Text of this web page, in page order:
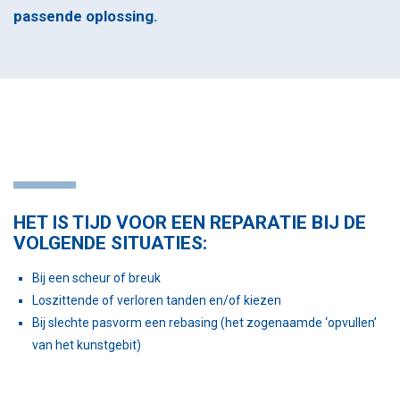
passende oplossing.
HET IS TIJD VOOR EEN REPARATIE BIJ DE
VOLGENDE SITUATIES:
Bij een scheur of breuk
Loszittende of verloren tanden en/of kiezen
Bij slechte pasvorm een rebasing (het zogenaamde ‘opvullen’
van het kunstgebit)